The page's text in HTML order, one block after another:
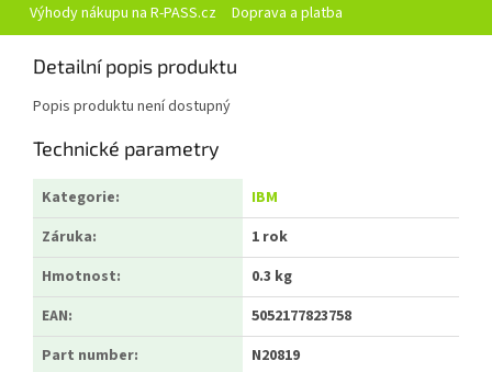
Výhody nákupu na R-PASS.cz Doprava a platba
Detailní popis produktu
Popis produktu není dostupný
Technické parametry
Kategorie:
IBM
Záruka:
1 rok
Hmotnost:
0.3 kg
EAN:
5052177823758
Part number:
N20819